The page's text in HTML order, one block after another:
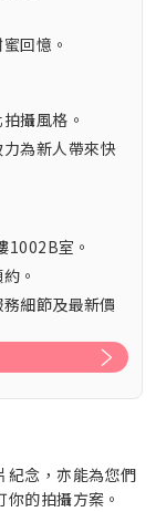
回憶。
攝風格。
為新人帶來快
1002B室。
。
細節及最新價
紀念，亦能為您們
的拍攝方案。